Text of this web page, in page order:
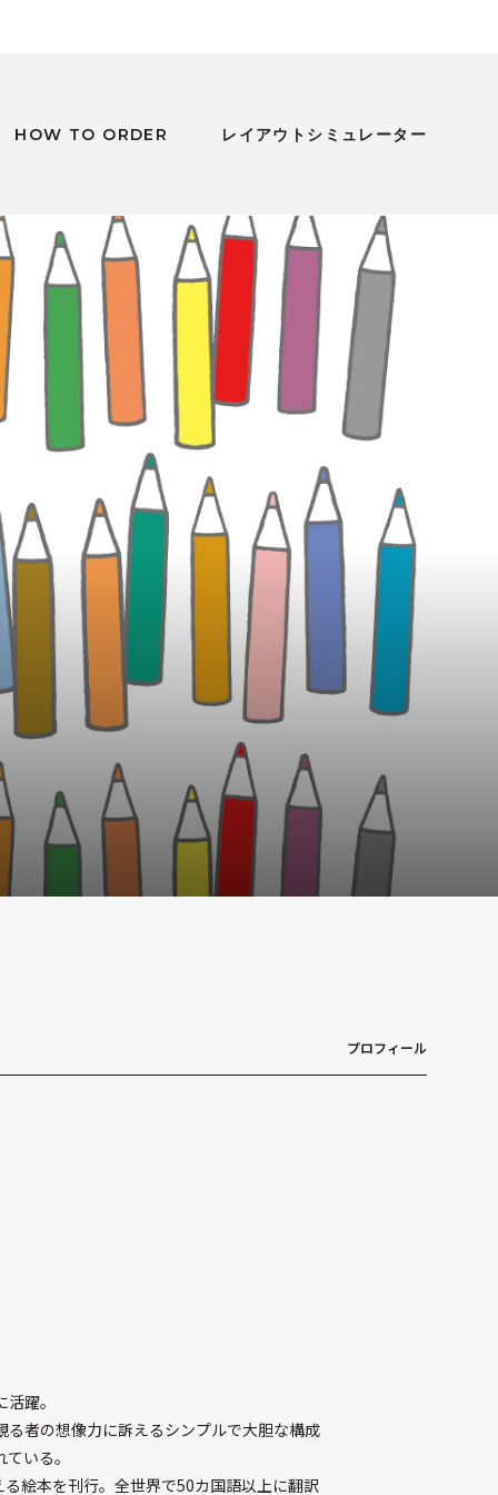
HOW TO ORDER レイアウトシミュレーター
プロフィール
躍。
者の想像力に訴えるシンプルで大胆な構成
いる。
絵本を刊行。全世界で50カ国語以上に翻訳